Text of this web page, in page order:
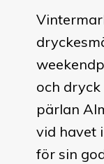
och
pärlan
vid havet
för sin